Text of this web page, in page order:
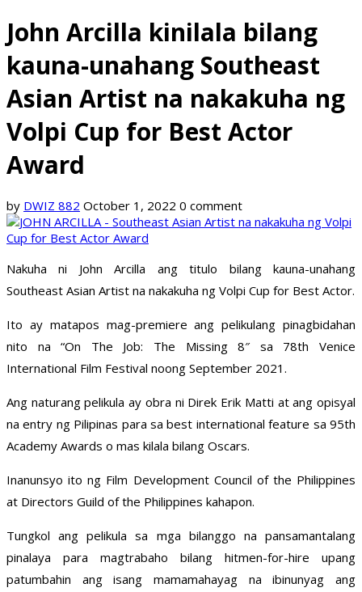
John Arcilla kinilala bilang
kauna-unahang Southeast
Asian Artist na nakakuha ng
Volpi Cup for Best Actor
Award
by DWIZ 882 October 1, 2022 0 comment
Nakuha ni John Arcilla ang titulo bilang kauna-unahang
Southeast Asian Artist na nakakuha ng Volpi Cup for Best Actor.
Ito ay matapos mag-premiere ang pelikulang pinagbidahan
nito na “On The Job: The Missing 8″ sa 78th Venice
International Film Festival noong September 2021.
Ang naturang pelikula ay obra ni Direk Erik Matti at ang opisyal
na entry ng Pilipinas para sa best international feature sa 95th
Academy Awards o mas kilala bilang Oscars.
Inanunsyo ito ng Film Development Council of the Philippines
at Directors Guild of the Philippines kahapon.
Tungkol ang pelikula sa mga bilanggo na pansamantalang
pinalaya para magtrabaho bilang hitmen-for-hire upang
patumbahin ang isang mamamahayag na ibinunyag ang